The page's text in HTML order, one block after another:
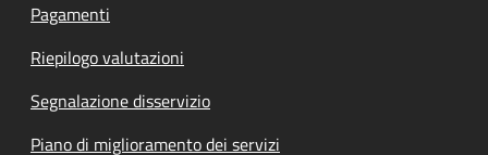
Pagamenti
Riepilogo valutazioni
Segnalazione disservizio
Piano di miglioramento dei servizi